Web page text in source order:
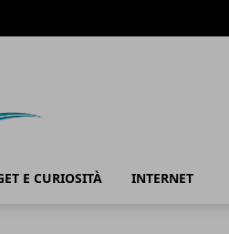
E CURIOSITÀ INTERNET